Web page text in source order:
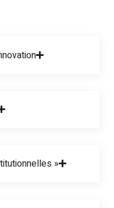
»